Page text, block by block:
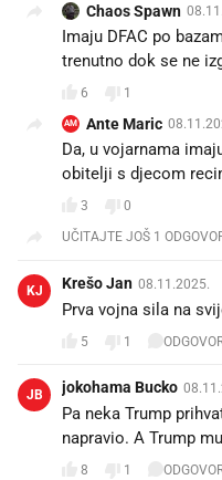
Chaos Spawn
Imaju DFAC po
trenutno dok se ne
6 1
AM Ante Maric
Da, u vojarnama
obitelji s djecom
3
0
UČITAJTE JOŠ 1
KJ Krešo Jan 08.11.2025.
Prva vojna sila na
5 1
JB jokohama Bucko
Pa neka Trump
napravio. A Trump
8 1